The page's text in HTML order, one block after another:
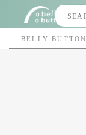
BELLY BUTTON